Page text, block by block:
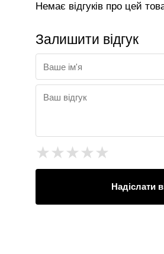
Немає відгуків про цей
Залишити відгук
★★★★★
Надіслати